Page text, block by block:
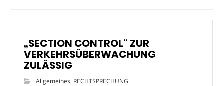
„SECTION CONTROL“ ZUR
VERKEHRSÜBERWACHUNG
ZULÄSSIG
Allgemeines, RECHTSPRECHUNG